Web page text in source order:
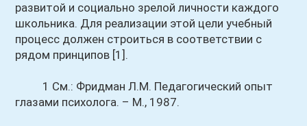
развитой и социально зрелой личности каждого
школьника. Для реализации этой цели учебный
процесс должен строиться в соответствии с
рядом принципов [1].
1 См.: Фридман Л.М. Педагогический опыт
глазами психолога. – М., 1987.